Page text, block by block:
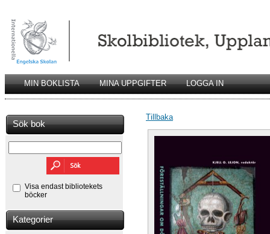
MIN BOKLISTA MINA UPPGIFTER LOGGA IN
Sök bok
Visa endast bibliotekets
böcker
Kategorier
Tillbaka